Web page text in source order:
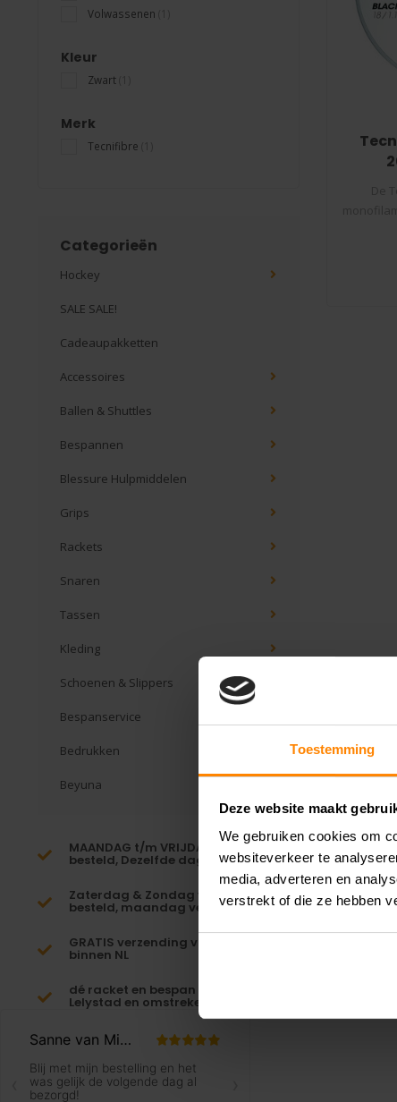
Toestemming
Deze website maakt
We gebruiken cookies om
websiteverkeer te
media, adverteren en
verstrekt of die ze hebben
Volwassenen
Kleur
Zwart
Merk
Tecnifibre
Categorieën
Hockey
SALE SALE!
Cadeaupakketten
Accessoires
Ballen & Shuttles
Bespannen
Blessure Hulpmiddelen
Grips
Rackets
Snaren
Tassen
Kleding
Schoenen & Slippers
Bespanservice
Bedrukken
Beyuna
MAANDAG t/m VRIJDAG voor 16:00
besteld, Dezelfde dag verzonden!*
Zaterdag & Zondag voor 23:59
besteld, maandag verzonden!
GRATIS verzending vanaf €65,-
binnen NL
dé racket en bespan specialist van
Lelystad en omstreken